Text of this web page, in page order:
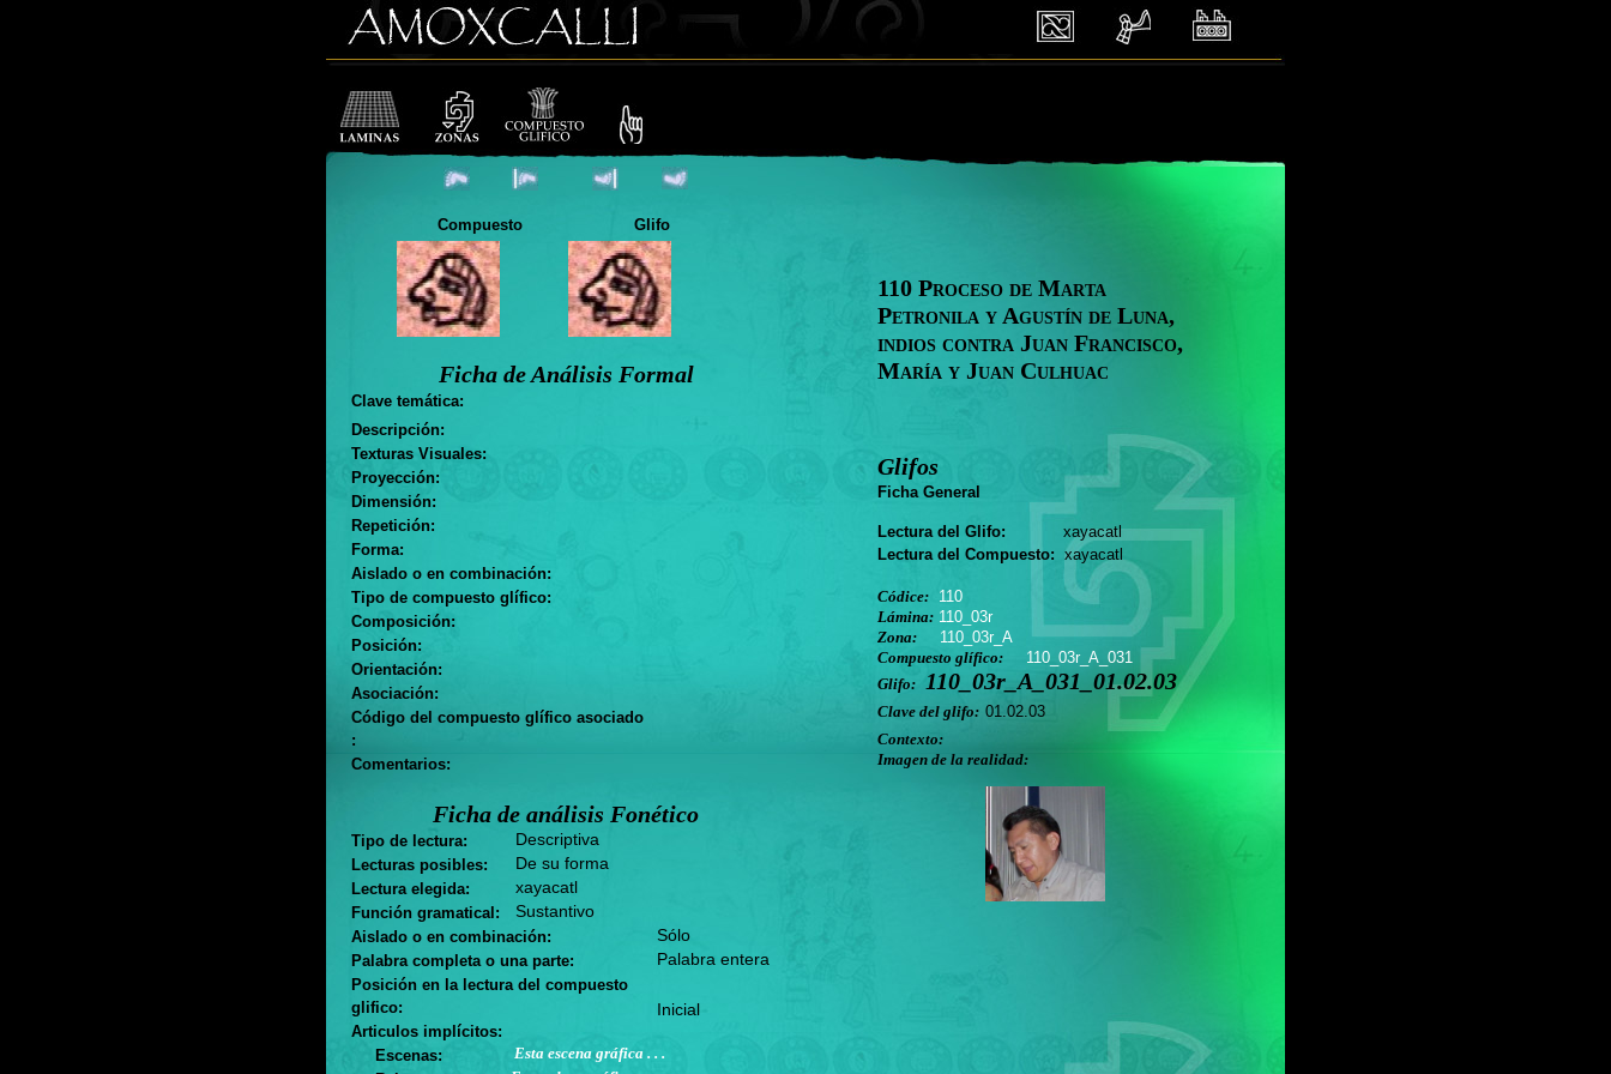
Compuesto Glifo
Ficha de Análisis Formal
Clave temática:
Descripción:
Texturas Visuales:
Proyección:
Dimensión:
Repetición:
Forma:
Aislado o en combinación:
Tipo de compuesto glífico:
Composición:
Posición:
Orientación:
Asociación:
Código del compuesto glífico asociado
:
Comentarios:
Ficha de análisis Fonético
Tipo de lectura: Descriptiva
Lecturas posibles: De su forma
Lectura elegida: xayacatl
Función gramatical: Sustantivo
Aislado o en combinación: Sólo
Palabra completa o una parte: Palabra entera
Posición en la lectura del compuesto
glifico:
Inicial
Articulos implícitos:
Escenas:
Esta escena gráfica . . .
110 Proceso de Marta
Petronila y Agustín de Luna,
indios contra Juan Francisco,
María y Juan Culhuac
Glifos
Ficha General
Lectura del Glifo: xayacatl
Lectura del Compuesto: xayacatl
Códice: 110
Lámina: 110_03r
Zona:
110_03r_A
Compuesto glífico:
110_03r_A_031
Glifo:
110_03r_A_031_01.02.03
Clave del glifo: 01.02.03
Contexto:
Imagen de la realidad: